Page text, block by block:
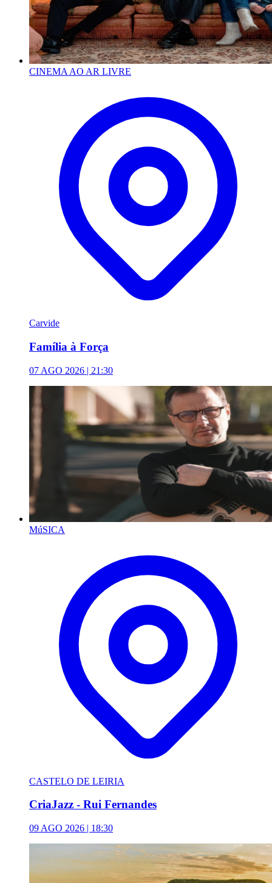
CINEMA AO AR LIVRE
Carvide
Família à Força
07 AGO 2026 | 21:30
MúSICA
CASTELO DE LEIRIA
CriaJazz - Rui Fernandes
09 AGO 2026 | 18:30